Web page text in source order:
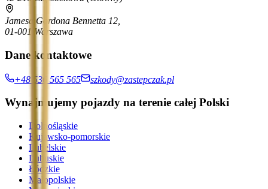
Jamesa Gordona Bennetta 12,
01-001 Warszawa
Dane kontaktowe
+48 536 565 565 szkody@zastepczak.pl
Wynajmujemy pojazdy na terenie całej Polski
Dolnośląskie
Kujawsko-pomorskie
Lubelskie
Lubuskie
Łódzkie
Małopolskie